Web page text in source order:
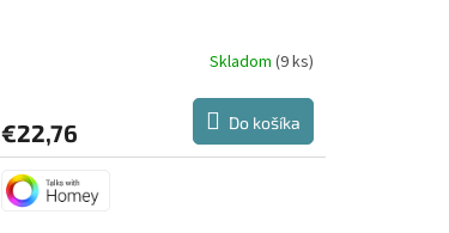
Skladom (9 ks)
€22,76 Do košíka